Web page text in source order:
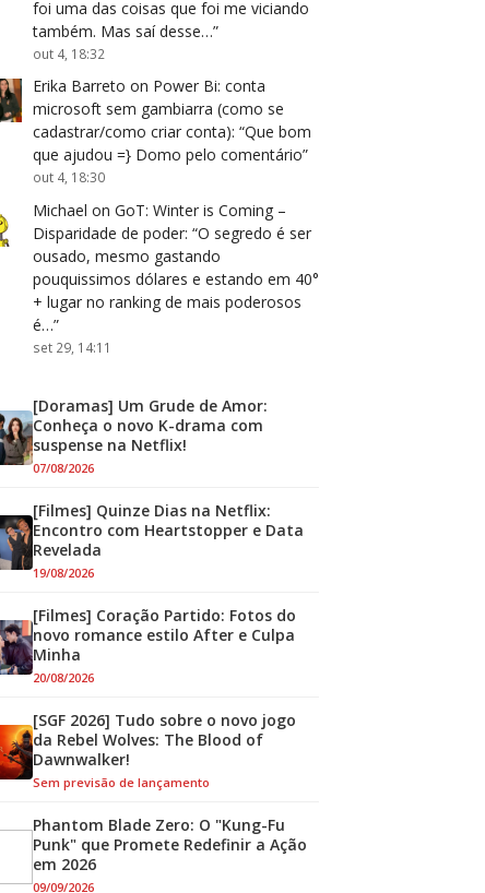
foi uma das coisas que foi me viciando
também. Mas saí desse…”
out 4, 18:32
Erika Barreto on Power Bi: conta
microsoft sem gambiarra (como se
cadastrar/como criar conta): “Que bom
que ajudou =} Domo pelo comentário”
out 4, 18:30
Michael on GoT: Winter is Coming –
Disparidade de poder: “O segredo é ser
ousado, mesmo gastando
pouquissimos dólares e estando em 40°
+ lugar no ranking de mais poderosos
é…”
set 29, 14:11
[Doramas] Um Grude de Amor:
Conheça o novo K-drama com
suspense na Netflix!
07/08/2026
[Filmes] Quinze Dias na Netflix:
Encontro com Heartstopper e Data
Revelada
19/08/2026
[Filmes] Coração Partido: Fotos do
novo romance estilo After e Culpa
Minha
20/08/2026
[SGF 2026] Tudo sobre o novo jogo
da Rebel Wolves: The Blood of
Dawnwalker!
Sem previsão de lançamento
Phantom Blade Zero: O "Kung-Fu
Punk" que Promete Redefinir a Ação
em 2026
09/09/2026